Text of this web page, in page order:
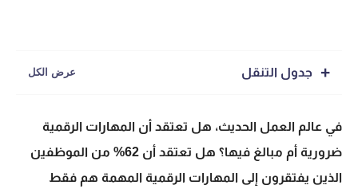
جدول التنقل
في عالم العمل الحديث، هل تعتقد أن المهارات الرقمية
ضرورية أم مبالغ فيها؟ هل تعتقد أن 62% من الموظفين
الذين يفتقرون إلى المهارات الرقمية المهمة هم فقط